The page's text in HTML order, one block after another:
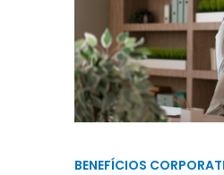
BENEFÍCIOS